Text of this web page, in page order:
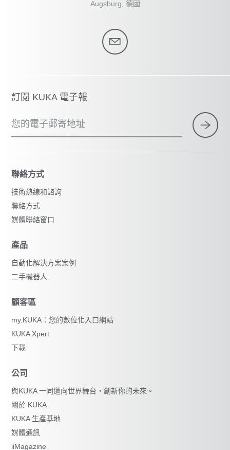
Augsburg, 德國
訂閱 KUKA 電子報
您的電子郵寄地址
聯絡方式
技術熱線和諮詢
聯絡方式
媒體聯絡窗口
產品
自動化解決方案案例
二手機器人
顧客區
my.KUKA：您的數位化入口網站
KUKA Xpert
下載
公司
與KUKA 一同邁向世界舞台，創新你的未來。
關於 KUKA
KUKA 生產基地
媒體通訊
iiMagazine